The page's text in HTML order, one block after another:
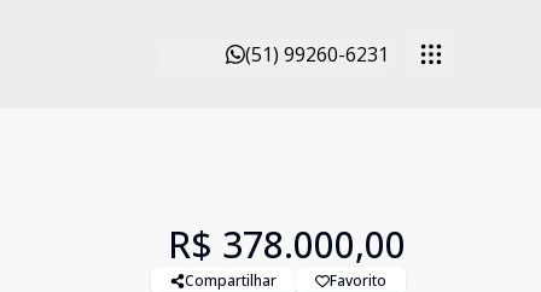
(51) 99260-6231
R$ 378.000,00
Compartilhar Favorito